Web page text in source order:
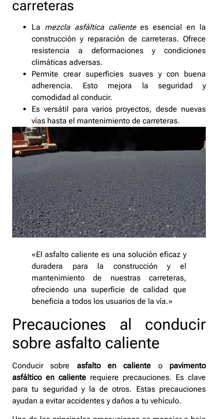
carreteras
La mezcla asfáltica calientees esencial en la
construcción y reparación de carreteras. Ofrece
resistencia a deformaciones y condiciones
climáticas adversas.
Permite crear superficies suaves y con buena
adherencia. Esto mejora la seguridad y
comodidad al conducir.
Es versátil para varios proyectos, desde nuevas
vías hasta el mantenimiento de carreteras.
«El asfalto caliente es una solución eficaz y
duradera para la construcción y el
mantenimiento de nuestras carreteras,
ofreciendo una superficie de calidad que
beneficia a todos los usuarios de la vía.»
Precauciones al conducir
sobre asfalto caliente
Conducir sobre asfalto en caliente o pavimento
asfáltico en caliente requiere precauciones. Es clave
para tu seguridad y la de otros. Estas precauciones
ayudan a evitar accidentes y daños a tu vehículo.